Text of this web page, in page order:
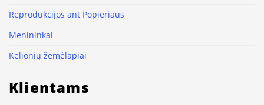
Reprodukcijos ant Popieriaus
Menininkai
Kelionių žemėlapiai
Klientams